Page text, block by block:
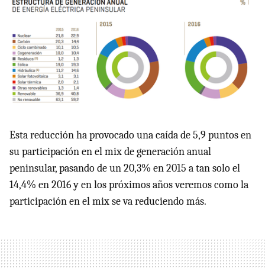
Esta reducción ha provocado una caída de 5,9 puntos en
su participación en el mix de generación anual
peninsular, pasando de un 20,3% en 2015 a tan solo el
14,4% en 2016 y en los próximos años veremos como la
participación en el mix se va reduciendo más.